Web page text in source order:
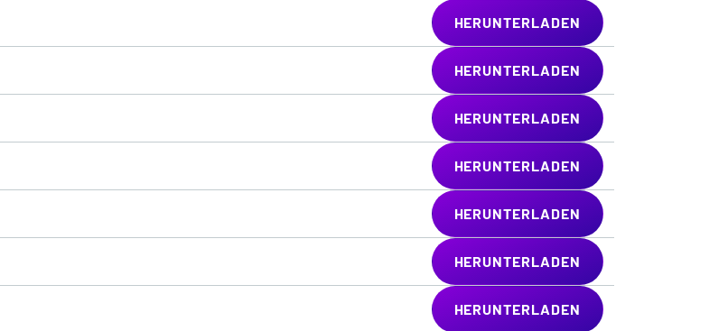
HERUNTERLADEN
HERUNTERLADEN
HERUNTERLADEN
HERUNTERLADEN
HERUNTERLADEN
HERUNTERLADEN
HERUNTERLADEN